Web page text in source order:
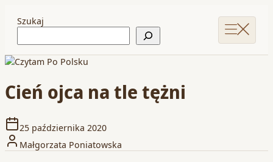
Szukaj
Cień ojca na tle tężni
25 października 2020
Małgorzata Poniatowska